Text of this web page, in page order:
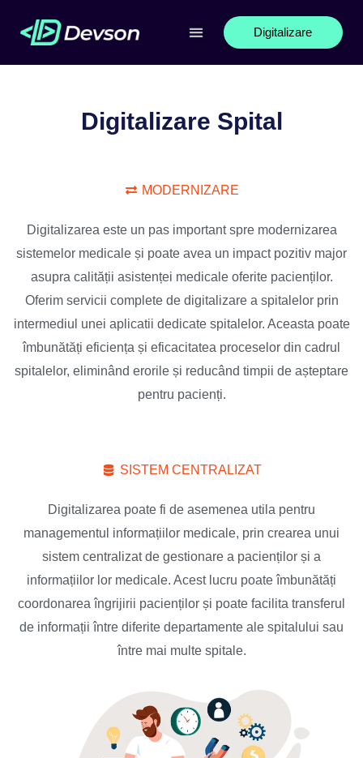
Digitalizare
Digitalizare Spital
MODERNIZARE
Digitalizarea este un pas important spre modernizarea
sistemelor medicale și poate avea un impact pozitiv major
asupra calității asistenței medicale oferite pacienților.
Oferim servicii complete de digitalizare a spitalelor prin
intermediul unei aplicatii dedicate spitalelor. Aceasta poate
îmbunătăți eficiența și eficacitatea proceselor din cadrul
spitalelor, eliminând erorile și reducând timpii de așteptare
pentru pacienți.
SISTEM CENTRALIZAT
Digitalizarea poate fi de asemenea utila pentru
managementul informațiilor medicale, prin crearea unui
sistem centralizat de gestionare a pacienților și a
informațiilor lor medicale. Acest lucru poate îmbunătăți
coordonarea îngrijirii pacienților și poate facilita transferul
de informații între diferite departamente ale spitalului sau
între mai multe spitale.